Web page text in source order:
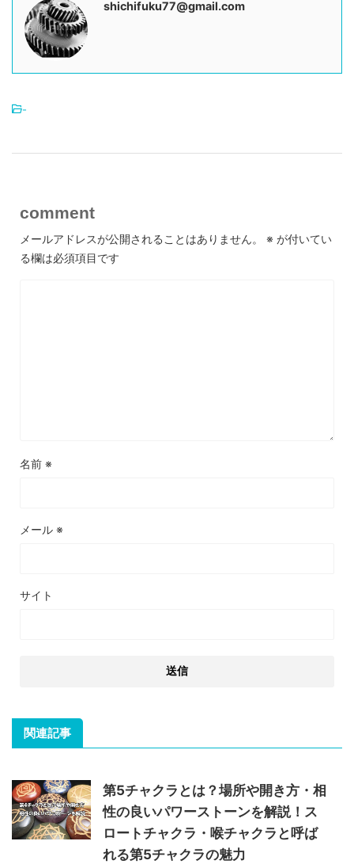
shichifuku77@gmail.com
-
comment
メールアドレスが公開されることはありません。 ※ が付いてい
る欄は必須項目です
名前 ※
メール ※
サイト
関連記事
第5チャクラとは？場所や開き方・相
性の良いパワーストーンを解説！ス
ロートチャクラ・喉チャクラと呼ば
れる第5チャクラの魅力